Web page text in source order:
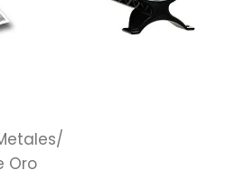
/
Oro